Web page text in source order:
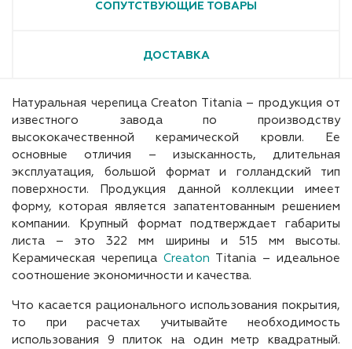
СОПУТСТВУЮЩИЕ ТОВАРЫ
ДОСТАВКА
Натуральная черепица Creaton Titania – продукция от
известного завода по производству
высококачественной керамической кровли. Ее
основные отличия – изысканность, длительная
эксплуатация, большой формат и голландский тип
поверхности. Продукция данной коллекции имеет
форму, которая является запатентованным решением
компании. Крупный формат подтверждает габариты
листа – это 322 мм ширины и 515 мм высоты.
Керамическая черепица Creaton Titania – идеальное
соотношение экономичности и качества.
Что касается рационального использования покрытия,
то при расчетах учитывайте необходимость
использования 9 плиток на один метр квадратный.